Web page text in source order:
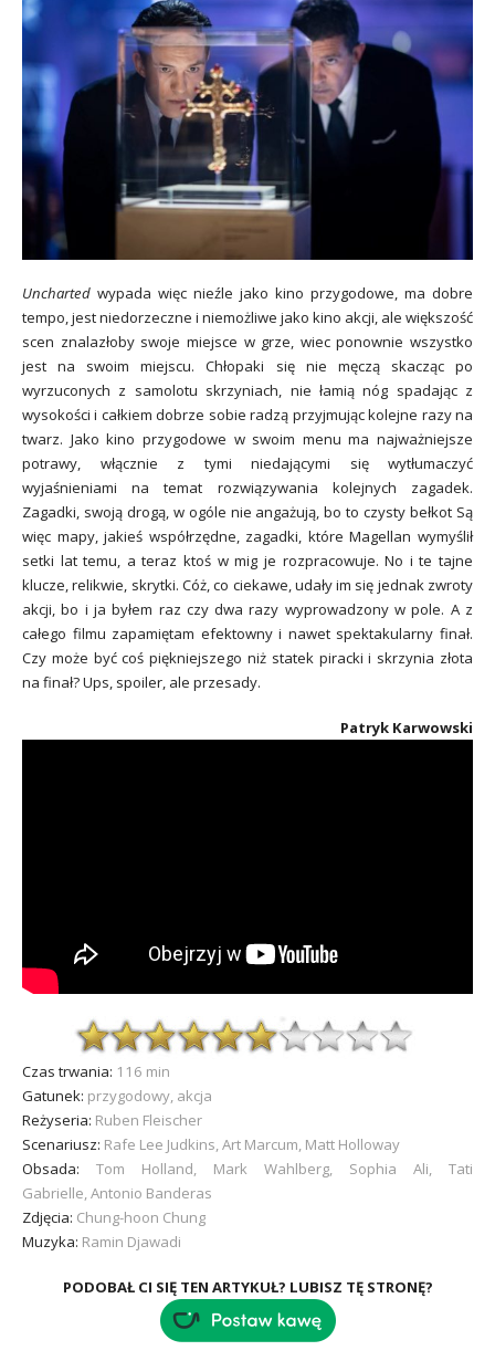
Uncharted wypada więc nieźle jako kino przygodowe, ma dobre
tempo, jest niedorzeczne i niemożliwe jako kino akcji, ale większość
scen znalazłoby swoje miejsce w grze, wiec ponownie wszystko
jest na swoim miejscu. Chłopaki się nie męczą skacząc po
wyrzuconych z samolotu skrzyniach, nie łamią nóg spadając z
wysokości i całkiem dobrze sobie radzą przyjmując kolejne razy na
twarz. Jako kino przygodowe w swoim menu ma najważniejsze
potrawy, włącznie z tymi niedającymi się wytłumaczyć
wyjaśnieniami na temat rozwiązywania kolejnych zagadek.
Zagadki, swoją drogą, w ogóle nie angażują, bo to czysty bełkot Są
więc mapy, jakieś współrzędne, zagadki, które Magellan wymyślił
setki lat temu, a teraz ktoś w mig je rozpracowuje. No i te tajne
klucze, relikwie, skrytki. Cóż, co ciekawe, udały im się jednak zwroty
akcji, bo i ja byłem raz czy dwa razy wyprowadzony w pole. A z
całego filmu zapamiętam efektowny i nawet spektakularny finał.
Czy może być coś piękniejszego niż statek piracki i skrzynia złota
na finał? Ups, spoiler, ale przesady.
Patryk Karwowski
Czas trwania: 116 min
Gatunek: przygodowy, akcja
Reżyseria: Ruben Fleischer
Scenariusz: Rafe Lee Judkins, Art Marcum, Matt Holloway
Obsada: Tom Holland, Mark Wahlberg, Sophia Ali, Tati
Gabrielle, Antonio Banderas
Zdjęcia: Chung-hoon Chung
Muzyka: Ramin Djawadi
PODOBAŁ CI SIĘ TEN ARTYKUŁ? LUBISZ TĘ STRONĘ?